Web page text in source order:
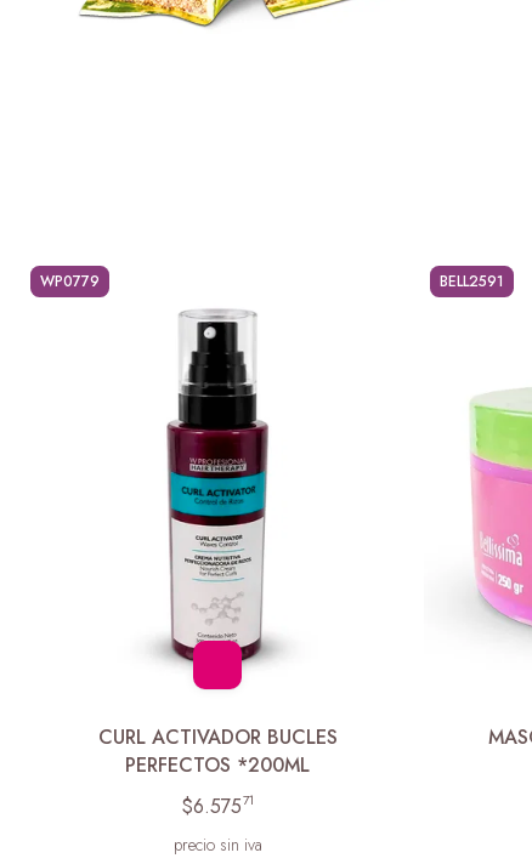
WP0779
CURL ACTIVADOR BUCLES
PERFECTOS *200ML
$6.57571
precio sin iva
BELL2591